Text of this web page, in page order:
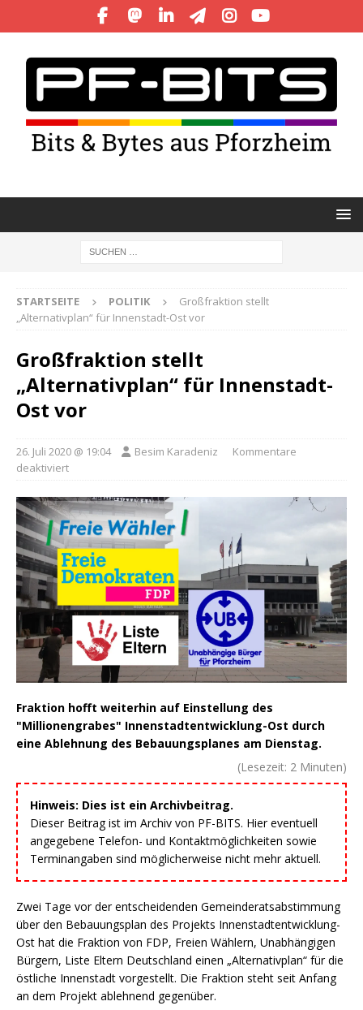
STARTSEITE POLITIK
Großfraktion stellt
„Alternativplan“ für Innenstadt-Ost vor
Großfraktion stellt
„Alternativplan“ für Innenstadt-
Ost vor
26. Juli 2020 @ 19:04 Besim Karadeniz
Kommentare
deaktiviert
Fraktion hofft weiterhin auf Einstellung des
"Millionengrabes" Innenstadtentwicklung-Ost durch
eine Ablehnung des Bebauungsplanes am Dienstag.
(Lesezeit: 2 Minuten)
Hinweis: Dies ist ein Archivbeitrag.
Dieser Beitrag ist im Archiv von PF-BITS. Hier eventuell
angegebene Telefon- und Kontaktmöglichkeiten sowie
Terminangaben sind möglicherweise nicht mehr aktuell.
Zwei Tage vor der entscheidenden Gemeinderatsabstimmung
über den Bebauungsplan des Projekts Innenstadtentwicklung-
Ost hat die Fraktion von FDP, Freien Wählern, Unabhängigen
Bürgern, Liste Eltern Deutschland einen „Alternativplan“ für die
östliche Innenstadt vorgestellt. Die Fraktion steht seit Anfang
an dem Projekt ablehnend gegenüber.